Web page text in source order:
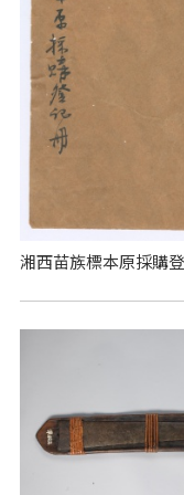
湘西苗族標本原採購